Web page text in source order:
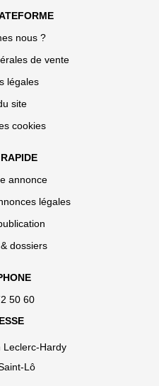
nous ?
de vente
légales
site
cookies
annonce
légales
dossiers
50 60
Leclerc-Hardy
Lô